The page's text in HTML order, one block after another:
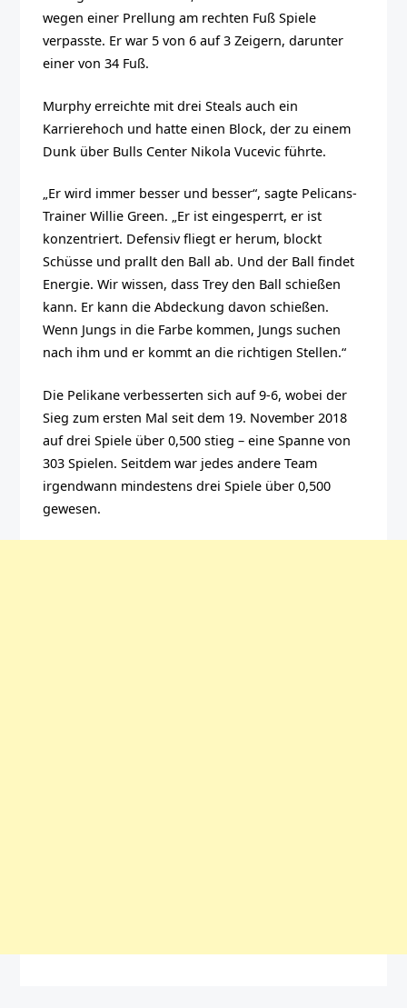
wegen einer Prellung am rechten Fuß Spiele
verpasste. Er war 5 von 6 auf 3 Zeigern, darunter
einer von 34 Fuß.
Murphy erreichte mit drei Steals auch ein
Karrierehoch und hatte einen Block, der zu einem
Dunk über Bulls Center Nikola Vucevic führte.
„Er wird immer besser und besser“, sagte Pelicans-
Trainer Willie Green. „Er ist eingesperrt, er ist
konzentriert. Defensiv fliegt er herum, blockt
Schüsse und prallt den Ball ab. Und der Ball findet
Energie. Wir wissen, dass Trey den Ball schießen
kann. Er kann die Abdeckung davon schießen.
Wenn Jungs in die Farbe kommen, Jungs suchen
nach ihm und er kommt an die richtigen Stellen.“
Die Pelikane verbesserten sich auf 9-6, wobei der
Sieg zum ersten Mal seit dem 19. November 2018
auf drei Spiele über 0,500 stieg – eine Spanne von
303 Spielen. Seitdem war jedes andere Team
irgendwann mindestens drei Spiele über 0,500
gewesen.